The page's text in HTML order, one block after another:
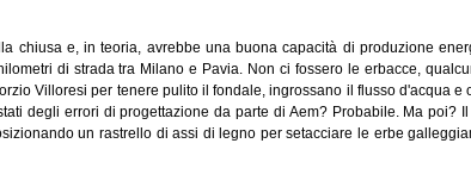
chiusa e, in teoria, avrebbe una buona capacità di produzione
di strada tra Milano e Pavia. Non ci fossero le erbacce,
Villoresi per tenere pulito il fondale, ingrossano il flusso d'acqua e
degli errori di progettazione da parte di Aem? Probabile. Ma poi?
un rastrello di assi di legno per setacciare le erbe